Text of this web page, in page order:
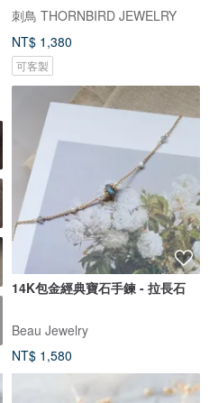
刺鳥 THORNBIRD JEWELRY
NT$ 1,380
可客製
14K包金經典寶石手鍊 - 拉長石
Beau Jewelry
NT$ 1,580